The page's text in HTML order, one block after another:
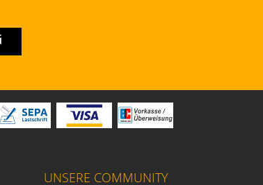
UNSERE COMMUNITY